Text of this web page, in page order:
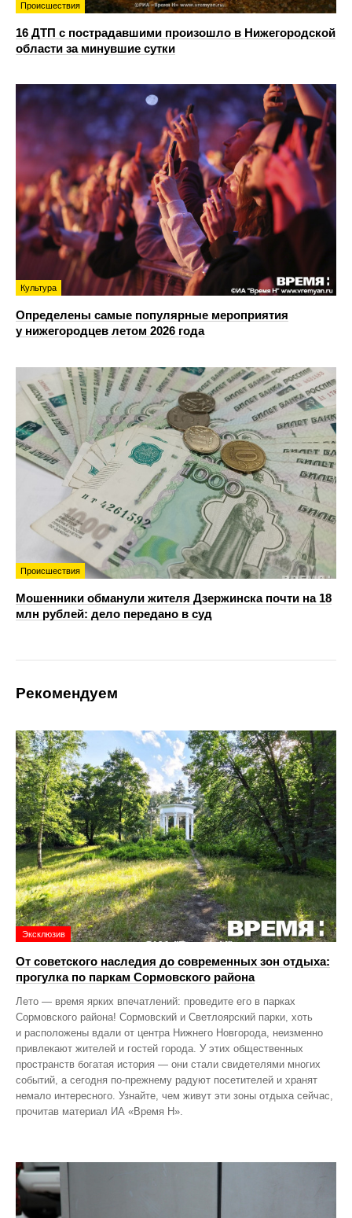
Происшествия
16 ДТП с пострадавшими произошло в Нижегородской
области за минувшие сутки
Культура
Определены самые популярные мероприятия
у нижегородцев летом 2026 года
Происшествия
Мошенники обманули жителя Дзержинска почти на 18
млн рублей: дело передано в суд
Рекомендуем
Эксклюзив
От советского наследия до современных зон отдыха:
прогулка по паркам Сормовского района
Лето — время ярких впечатлений: проведите его в парках
Сормовского района! Сормовский и Светлоярский парки, хоть
и расположены вдали от центра Нижнего Новгорода, неизменно
привлекают жителей и гостей города. У этих общественных
пространств богатая история — они стали свидетелями многих
событий, а сегодня по‑прежнему радуют посетителей и хранят
немало интересного. Узнайте, чем живут эти зоны отдыха сейчас,
прочитав материал ИА «Время Н».